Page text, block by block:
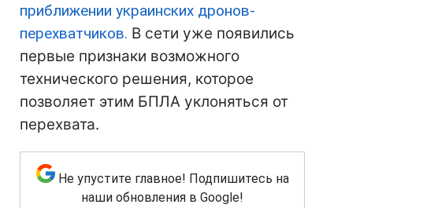
приближении украинских дронов-
перехватчиков. В сети уже появились
первые признаки возможного
технического решения, которое
позволяет этим БПЛА уклоняться от
перехвата.
Не упустите главное! Подпишитесь на
наши обновления в Google!